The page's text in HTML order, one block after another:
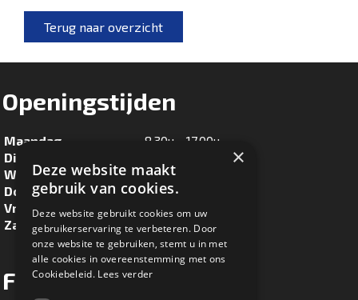
Terug naar overzicht
Openingstijden
Maandag
8.30u - 17.00u
Dinsdag
Woensdag
8.30u - 17.00u
Donderdag
8.30u - 17.00u
Vrijdag
8.30u - 17.00u
Zaterdag
8.30u - 16.00u
Facebook
×
Deze website maakt
gebruik van cookies.
Deze website gebruikt cookies om uw
gebruikerservaring te verbeteren. Door
onze website te gebruiken, stemt u in met
alle cookies in overeenstemming met ons
Cookiebeleid. Lees verder